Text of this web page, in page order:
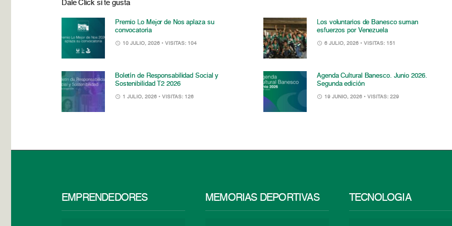
Dale Click si te gusta
Premio Lo Mejor de Nos aplaza su
convocatoria
10 JULIO, 2026 • VISITAS: 104
Los voluntarios de Banesco suman
esfuerzos por Venezuela
6 JULIO, 2026 • VISITAS: 151
Boletín de Responsabilidad Social y
Sostenibilidad T2 2026
1 JULIO, 2026 • VISITAS: 126
Agenda Cultural Banesco. Junio 2026.
Segunda edición
19 JUNIO, 2026 • VISITAS: 229
EMPRENDEDORES MEMORIAS DEPORTIVAS TECNOLOGÍA